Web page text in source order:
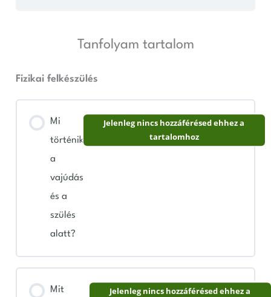
Tanfolyam tartalom
Fizikai felkészülés
Mi
történik
a
vajúdás
és a
szülés
alatt?
Jelenleg nincs hozzáférésed ehhez a
tartalomhoz
Mit
Jelenleg nincs hozzáférésed ehhez a